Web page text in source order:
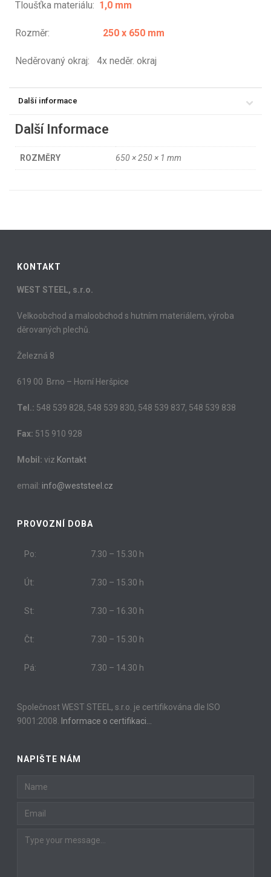
Tloušťka materiálu: 1,0 mm
Rozměr: 250 x 650 mm
Neděrovaný okraj: 4x neděr. okraj
Další informace
Další Informace
ROZMĚRY 650 × 250 × 1 mm
KONTAKT
WEST STEEL, s.r.o.
Velkoobchod a maloobchod s hutním materiálem, výroba
děrovaných plechů.
Železná 8
619 00 Brno – Horní Heršpice
Tel.: 548 539 828, 548 539 830, 548 539 837, 548 539 838
Fax: 515 910 928
Mobil: viz Kontakt
email: info@weststeel.cz
PROVOZNÍ DOBA
Po: 7.30 – 15.30 h
Út: 7.30 – 15.30 h
St: 7.30 – 16.30 h
Čt: 7.30 – 15.30 h
Pá: 7.30 – 14.30 h
Společnost WEST STEEL, s.r.o. je certifikována dle ISO
9001:2008.
Informace o certifikaci…
NAPIŠTE NÁM